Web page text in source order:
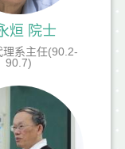
烜 院士
理系主任(90.2-
90.7)